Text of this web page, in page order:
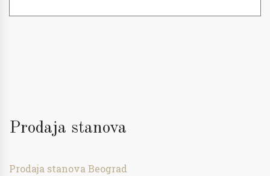
Prodaja stanova
Prodaja stanova Beograd